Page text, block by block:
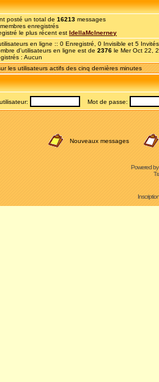
posté un total de 16213 messages
membres enregistrés
le plus récent est IdellaMcInerney
en ligne :: 0 Enregistré, 0 Invisible et 5
d'utilisateurs en ligne est de 2376 le Mer Oct 22,
: Aucun
les utilisateurs actifs des cinq dernières minutes
Mot de passe:
Nouveaux messages
Powered by